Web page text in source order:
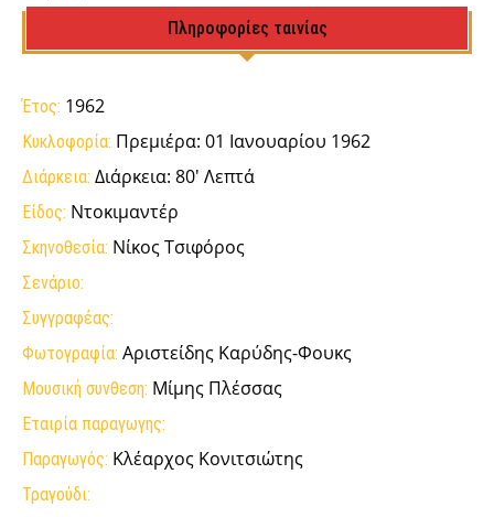
Πληροφορίες ταινίας
Έτος: 1962
Κυκλοφορία: Πρεμιέρα: 01 Ιανουαρίου 1962
Διάρκεια: Διάρκεια: 80' Λεπτά
Είδος: Ντοκιμαντέρ
Σκηνοθεσία: Νίκος Τσιφόρος
Σενάριο:
Συγγραφέας:
Φωτογραφία: Αριστείδης Καρύδης-Φουκς
Μουσική συνθεση: Μίμης Πλέσσας
Εταιρία παραγωγης:
Παραγωγός: Κλέαρχος Κονιτσιώτης
Τραγούδι: